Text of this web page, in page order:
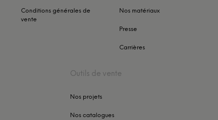
Conditions générales de
vente
Nos matériaux
Presse
Carrières
Outils de vente
Nos projets
Nos catalogues